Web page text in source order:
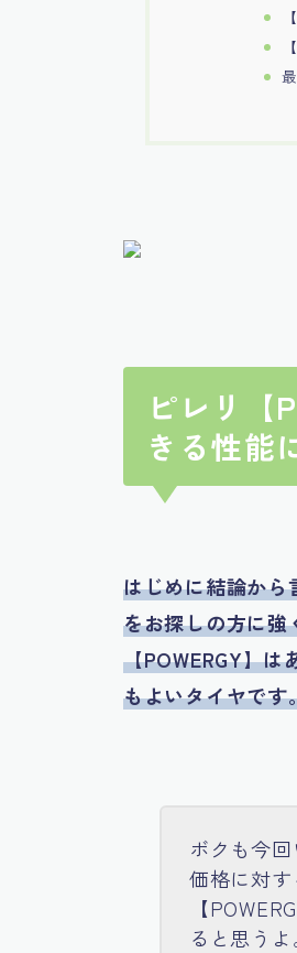
ピレリ【
きる性能
はじめに結論から
をお探しの方に強
【POWERGY】
もよいタイヤです
ボクも今
価格に対す
【
ると思うよ